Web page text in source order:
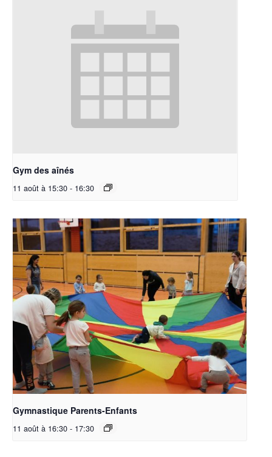
Gym des aînés
11 août à 15:30 - 16:30
Gymnastique Parents-Enfants
11 août à 16:30 - 17:30